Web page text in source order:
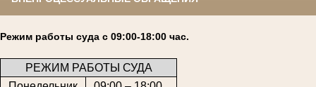
Режим работы суда с 09:00-18:00 час.
РЕЖИМ РАБОТЫ СУДА